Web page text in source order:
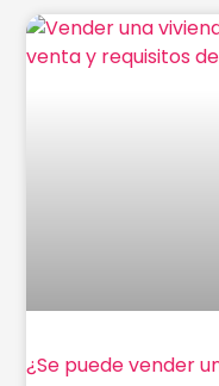
¿Se puede vender